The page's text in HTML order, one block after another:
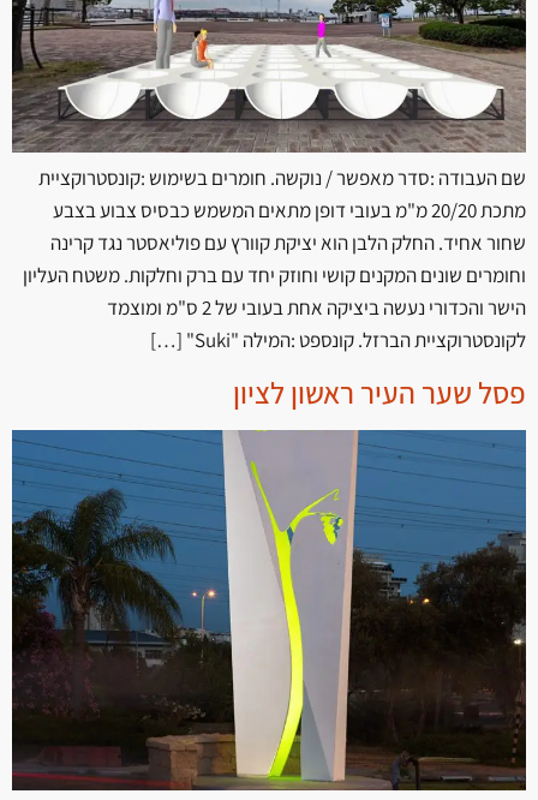
שם העבודה :סדר מאפשר / נוקשה. חומרים בשימוש :קונסטרוקציית
מתכת 20/20 מ"מ בעובי דופן מתאים המשמש כבסיס צבוע בצבע
שחור אחיד. החלק הלבן הוא יציקת קוורץ עם פוליאסטר נגד קרינה
וחומרים שונים המקנים קושי וחוזק יחד עם ברק וחלקות. משטח העליון
הישר והכדורי נעשה ביציקה אחת בעובי של 2 ס"מ ומוצמד
לקונסטרוקציית הברזל. קונספט :המילה "Suki" […]
פסל שער העיר ראשון לציון